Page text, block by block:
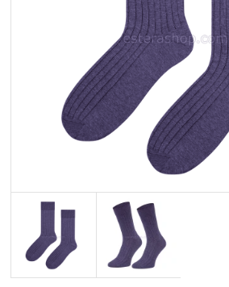
Merynos trekking
Merynos bezuciskowe
Kaszmir stopki
Bawełna egipska maco
Bawełna merceryzowana